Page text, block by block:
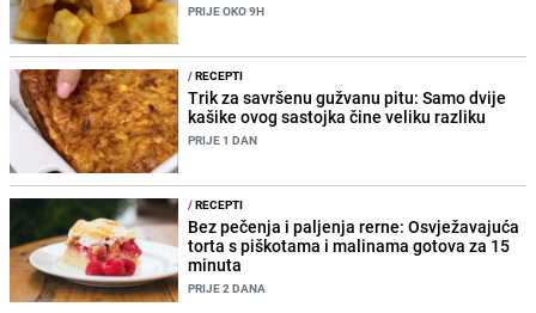
PRIJE OKO 9H
/RECEPTI
Trik za savršenu gužvanu pitu: Samo dvije
kašike ovog sastojka čine veliku razliku
PRIJE 1 DAN
/RECEPTI
Bez pečenja i paljenja rerne: Osvježavajuća
torta s piškotama i malinama gotova za 15
minuta
PRIJE 2 DANA